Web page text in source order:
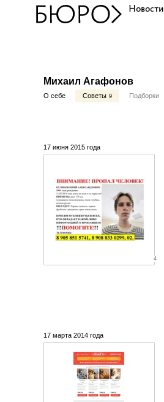
Новости
Михаил Агафонов
О себе Советы 9 Подборки
17 июня 2015 года
4
17 марта 2014 года